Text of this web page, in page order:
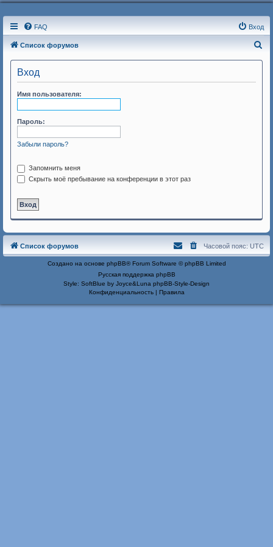
FAQ Вход
Список форумов
Вход
Имя пользователя:
Пароль:
Забыли пароль?
Запомнить меня
Скрыть моё пребывание на конференции в этот раз
Список форумов Часовой пояс: UTC
Создано на основе phpBB® Forum Software © phpBB Limited
Русская поддержка phpBB
Style: SoftBlue by Joyce&Luna phpBB-Style-Design
Конфиденциальность| Правила